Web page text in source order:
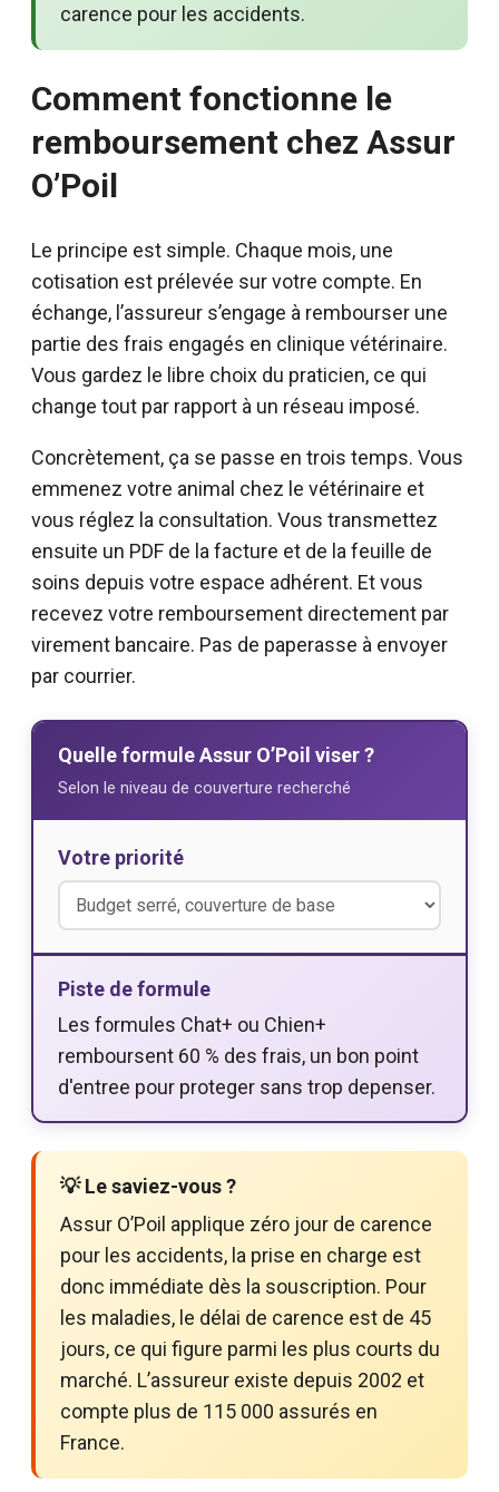
carence pour les accidents.
Comment fonctionne le
remboursement chez Assur
O’Poil
Le principe est simple. Chaque mois, une
cotisation est prélevée sur votre compte. En
échange, l’assureur s’engage à rembourser une
partie des frais engagés en clinique vétérinaire.
Vous gardez le libre choix du praticien, ce qui
change tout par rapport à un réseau imposé.
Concrètement, ça se passe en trois temps. Vous
emmenez votre animal chez le vétérinaire et
vous réglez la consultation. Vous transmettez
ensuite un PDF de la facture et de la feuille de
soins depuis votre espace adhérent. Et vous
recevez votre remboursement directement par
virement bancaire. Pas de paperasse à envoyer
par courrier.
Quelle formule Assur O’Poil viser ?
Selon le niveau de couverture recherché
Votre priorité
Piste de formule
Les formules Chat+ ou Chien+
remboursent 60 % des frais, un bon point
d'entree pour proteger sans trop depenser.
💡 Le saviez-vous ?
Assur O’Poil applique zéro jour de carence
pour les accidents, la prise en charge est
donc immédiate dès la souscription. Pour
les maladies, le délai de carence est de 45
jours, ce qui figure parmi les plus courts du
marché. L’assureur existe depuis 2002 et
compte plus de 115 000 assurés en
France.